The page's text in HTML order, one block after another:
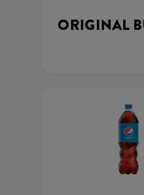
ORIGINAL